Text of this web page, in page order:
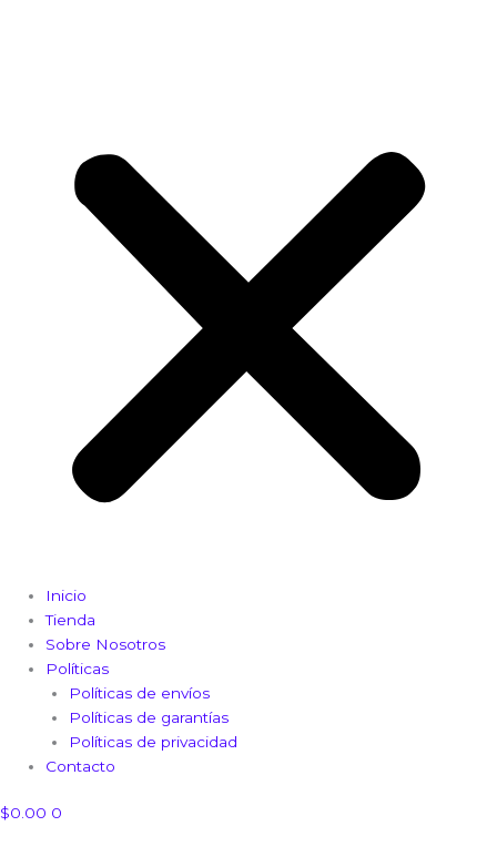
Inicio
Tienda
Sobre Nosotros
Políticas
Políticas de envíos
Políticas de garantías
Políticas de privacidad
Contacto
$0.00 0